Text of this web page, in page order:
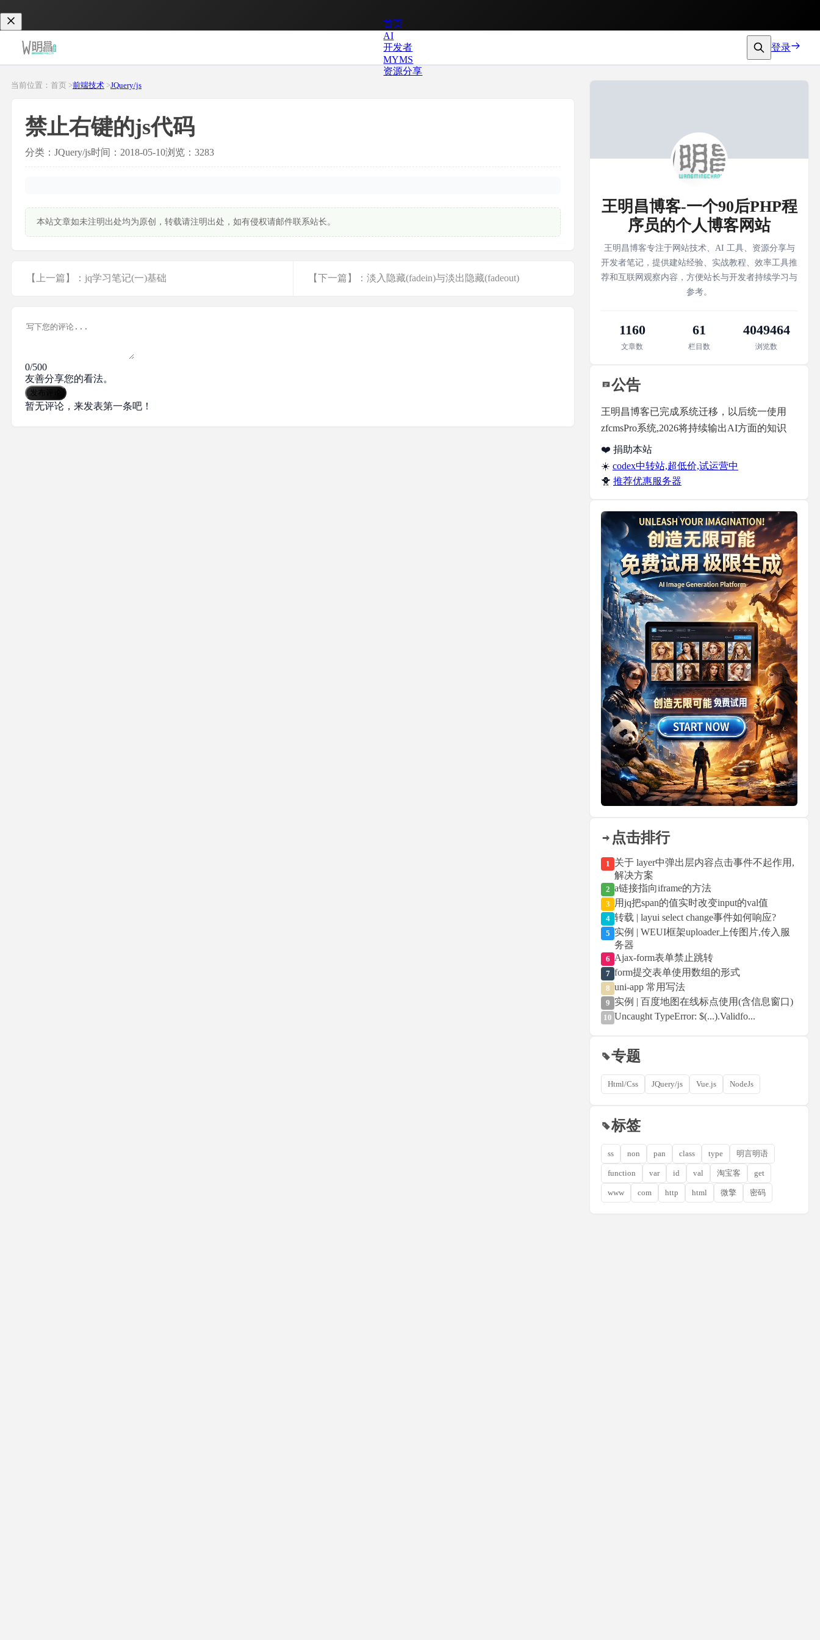
首页
AI
开发者
MYMS
资源分享
登录
当前位置：首页 >前端技术 >JQuery/js
禁止右键的js代码
分类：JQuery/js时间：2018-05-10浏览：3283
本站文章如未注明出处均为原创，转载请注明出处，如有侵权请邮件联系站长。
【上一篇】：jq学习笔记(一)基础 【下一篇】：淡入隐藏(fadein)与淡出隐藏(fadeout)
0/500
友善分享您的看法。
发布评论
暂无评论，来发表第一条吧！
王明昌博客-一个90后PHP程
序员的个人博客网站
王明昌博客专注于网站技术、AI 工具、资源分享与
开发者笔记，提供建站经验、实战教程、效率工具推
荐和互联网观察内容，方便站长与开发者持续学习与
参考。
1160
文章数
61
栏目数
4049464
浏览数
公告
王明昌博客已完成系统迁移，以后统一使用
zfcmsPro系统,2026将持续输出AI方面的知识
❤️ 捐助本站
☀️ codex中转站,超低价,试运营中
🐥 推荐优惠服务器
点击排行
1 关于 layer中弹出层内容点击事件不起作用,
解决方案
2 a链接指向iframe的方法
3 用jq把span的值实时改变input的val值
4 转载 | layui select change事件如何响应?
5 实例 | WEUI框架uploader上传图片,传入服
务器
6 Ajax-form表单禁止跳转
7 form提交表单使用数组的形式
8 uni-app 常用写法
9 实例 | 百度地图在线标点使用(含信息窗口)
10 Uncaught TypeError: $(...).Validfo...
专题
Html/Css JQuery/js Vue.js NodeJs
标签
ss non pan class type 明言明语
function var id val 淘宝客 get
www com http html 微擎 密码